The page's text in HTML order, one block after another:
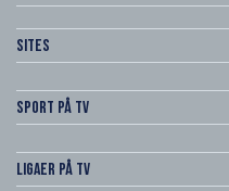
Sites
Sport på TV
Ligaer på TV